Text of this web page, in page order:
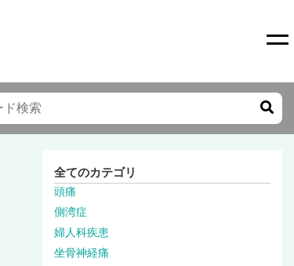
全てのカテゴリ
頭痛
側湾症
婦人科疾患
坐骨神経痛